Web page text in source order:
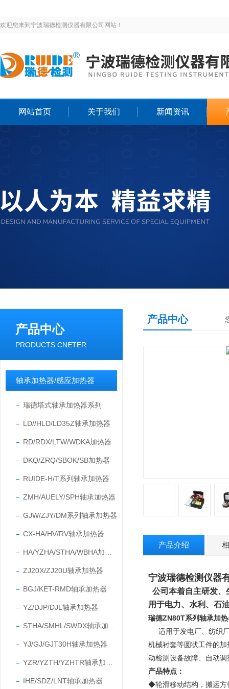
欢迎您来到宁波瑞德检测仪器有限公司网站！
网站首页 关于我们 新闻资讯
产品中心
PRODUCTS CNETER
轴承加热器/感应加热器
瑞德塔式轴承加热器系列
LD//HLD/LD35Z轴承加热器
RD/RDX/LTW/WDKA加热器
DKQ/ZRQ/SBOK/SB加热器
RUIDE-H/T系列轴承加热器
ZMH/AUELY/SPH轴承加热器
GJW/ZJY/DM系列轴承加热器
CX-HA/HV/RV轴承加热器
ZJ20X/ZJ20U轴承加热器
BGJ/KET-RMD轴承加热器
YZ/DJP/DJL轴承加热器
YJ/GJ/GJT30H轴承加热器
IHE/SDZ/LNT轴承加热器
产品中心
产品介绍
宁波瑞德检测仪
公司本着自主研发、
用于电力、水利、石
瑞德ZN80T系列轴承加
适用于发电厂、纺织
机械衬套等圆状工件的
动检测设备故障、自动
产品特点：
◆轮滑移动结构，搬运方